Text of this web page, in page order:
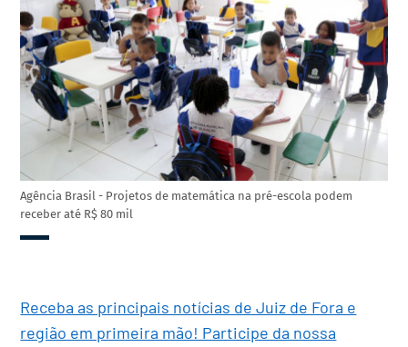
Agência Brasil - Projetos de matemática na pré-escola podem
receber até R$ 80 mil
Receba as principais notícias de Juiz de Fora e
região em primeira mão! Participe da nossa